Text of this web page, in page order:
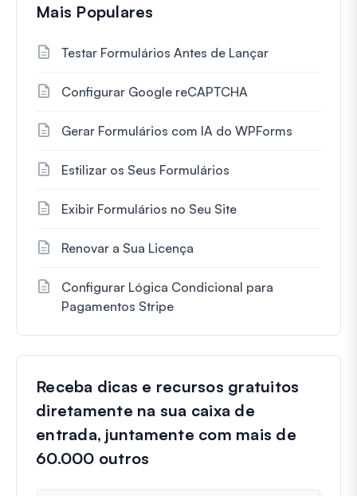
Mais Populares
Testar Formulários Antes de Lançar
Configurar Google reCAPTCHA
Gerar Formulários com IA do WPForms
Estilizar os Seus Formulários
Exibir Formulários no Seu Site
Renovar a Sua Licença
Configurar Lógica Condicional para
Pagamentos Stripe
Receba dicas e recursos gratuitos
diretamente na sua caixa de
entrada, juntamente com mais de
60.000 outros